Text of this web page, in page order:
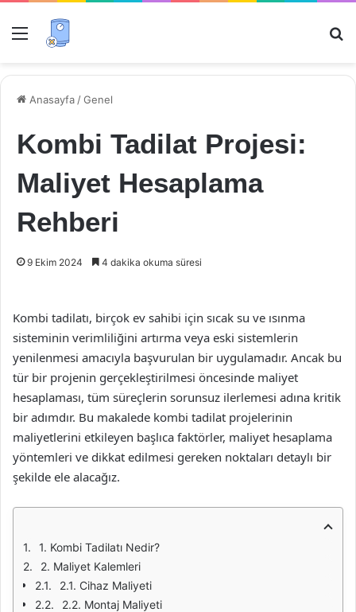
Menü
Anasayfa /Genel
Kombi Tadilat Projesi:
Maliyet Hesaplama
Rehberi
9 Ekim 2024 4 dakika okuma süresi
Kombi tadilatı, birçok ev sahibi için sıcak su ve ısınma
sisteminin verimliliğini artırma veya eski sistemlerin
yenilenmesi amacıyla başvurulan bir uygulamadır. Ancak bu
tür bir projenin gerçekleştirilmesi öncesinde maliyet
hesaplaması, tüm süreçlerin sorunsuz ilerlemesi adına kritik
bir adımdır. Bu makalede kombi tadilat projelerinin
maliyetlerini etkileyen başlıca faktörler, maliyet hesaplama
yöntemleri ve dikkat edilmesi gereken noktaları detaylı bir
şekilde ele alacağız.
1. Kombi Tadilatı Nedir?
2. Maliyet Kalemleri
2.1. Cihaz Maliyeti
2.2. Montaj Maliyeti